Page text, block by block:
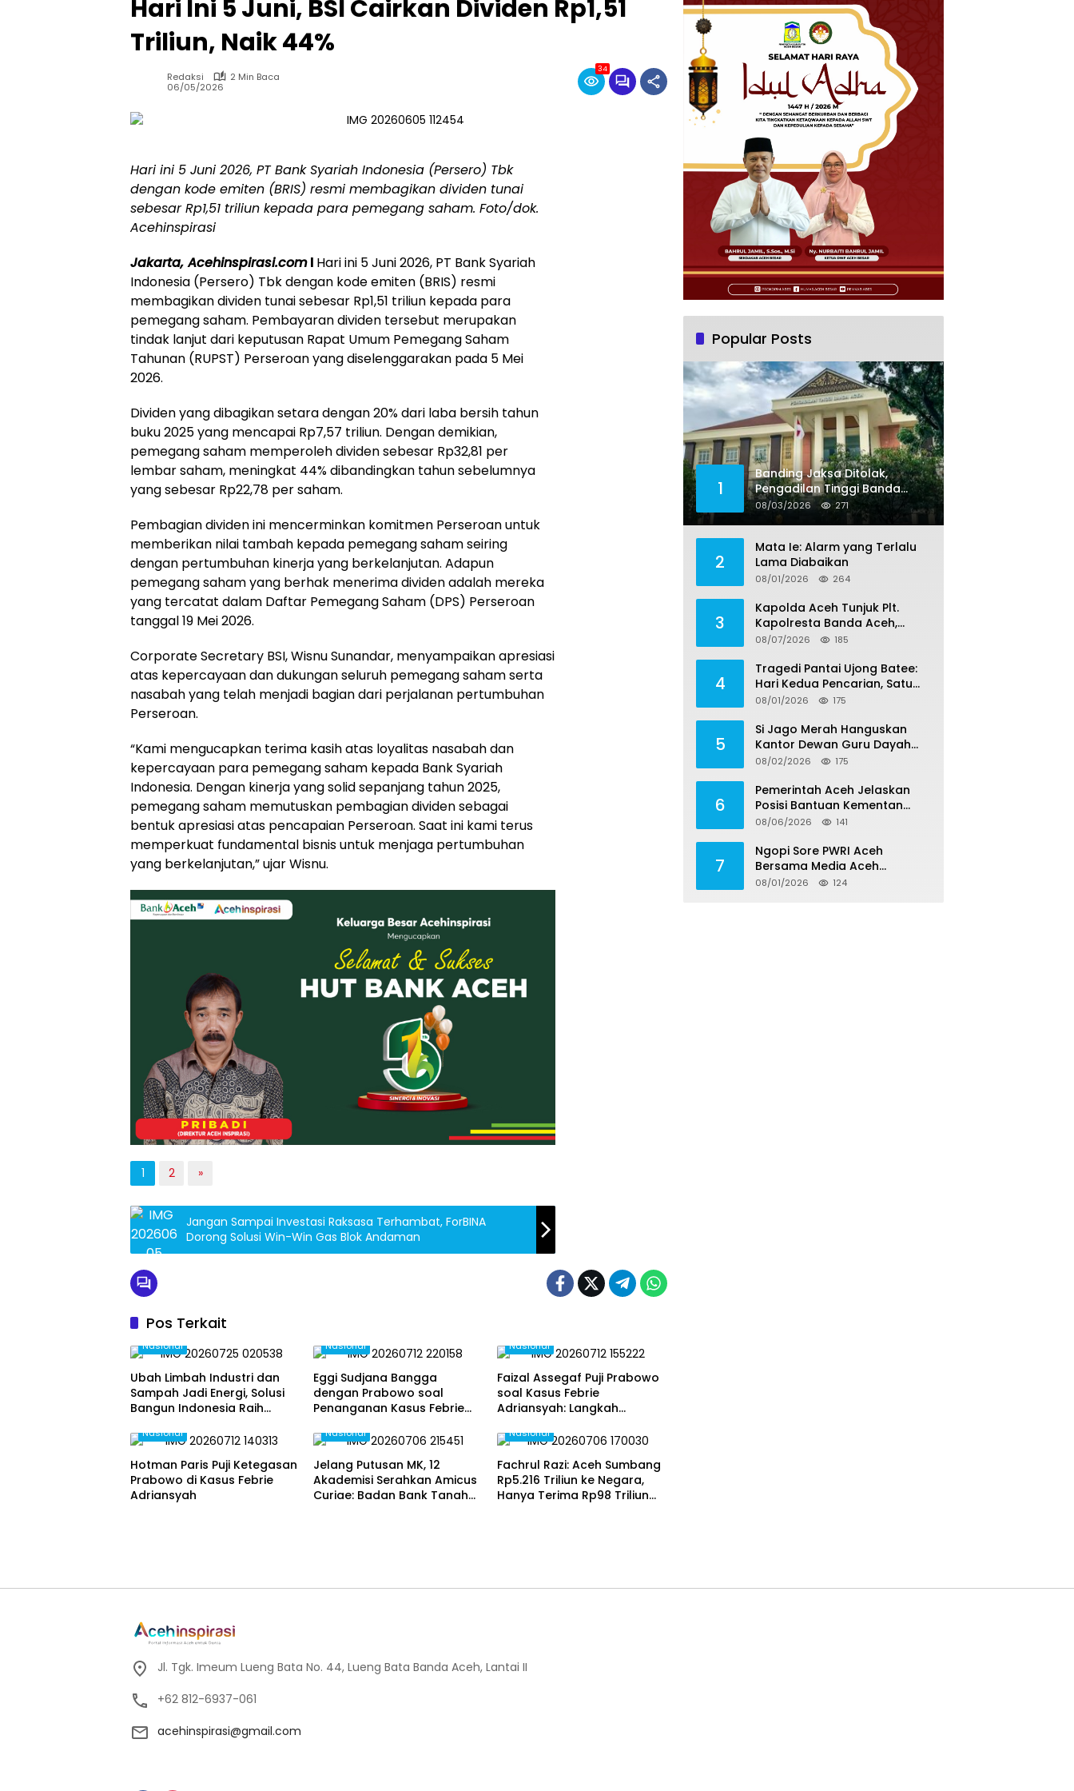
Hari Ini 5 Juni, BSI Cairkan Dividen Rp1,51
Triliun, Naik 44%
Redaksi
2 Min Baca
06/05/2026
34
Hari ini 5 Juni 2026, PT Bank Syariah Indonesia (Persero) Tbk
dengan kode emiten (BRIS) resmi membagikan dividen tunai
sebesar Rp1,51 triliun kepada para pemegang saham. Foto/dok.
Acehinspirasi
Jakarta, Acehinspirasi.coml Hari ini 5 Juni 2026, PT Bank Syariah
Indonesia (Persero) Tbk dengan kode emiten (BRIS) resmi
membagikan dividen tunai sebesar Rp1,51 triliun kepada para
pemegang saham. Pembayaran dividen tersebut merupakan
tindak lanjut dari keputusan Rapat Umum Pemegang Saham
Tahunan (RUPST) Perseroan yang diselenggarakan pada 5 Mei
2026.
Dividen yang dibagikan setara dengan 20% dari laba bersih tahun
buku 2025 yang mencapai Rp7,57 triliun. Dengan demikian,
pemegang saham memperoleh dividen sebesar Rp32,81 per
lembar saham, meningkat 44% dibandingkan tahun sebelumnya
yang sebesar Rp22,78 per saham.
Pembagian dividen ini mencerminkan komitmen Perseroan untuk
memberikan nilai tambah kepada pemegang saham seiring
dengan pertumbuhan kinerja yang berkelanjutan. Adapun
pemegang saham yang berhak menerima dividen adalah mereka
yang tercatat dalam Daftar Pemegang Saham (DPS) Perseroan
tanggal 19 Mei 2026.
Corporate Secretary BSI, Wisnu Sunandar, menyampaikan apresiasi
atas kepercayaan dan dukungan seluruh pemegang saham serta
nasabah yang telah menjadi bagian dari perjalanan pertumbuhan
Perseroan.
“Kami mengucapkan terima kasih atas loyalitas nasabah dan
kepercayaan para pemegang saham kepada Bank Syariah
Indonesia. Dengan kinerja yang solid sepanjang tahun 2025,
pemegang saham memutuskan pembagian dividen sebagai
bentuk apresiasi atas pencapaian Perseroan. Saat ini kami terus
memperkuat fundamental bisnis untuk menjaga pertumbuhan
yang berkelanjutan,” ujar Wisnu.
1 2 »
Jangan Sampai Investasi Raksasa Terhambat, ForBINA
Dorong Solusi Win-Win Gas Blok Andaman
Pos Terkait
Nasional
Ubah Limbah Industri dan
Sampah Jadi Energi, Solusi
Bangun Indonesia Raih
Nasional
Eggi Sudjana Bangga
dengan Prabowo soal
Penanganan Kasus Febrie
Nasional
Faizal Assegaf Puji Prabowo
soal Kasus Febrie
Adriansyah: Langkah
Nasional
Hotman Paris Puji Ketegasan
Prabowo di Kasus Febrie
Adriansyah
Nasional
Jelang Putusan MK, 12
Akademisi Serahkan Amicus
Curiae: Badan Bank Tanah
Nasional
Fachrul Razi: Aceh Sumbang
Rp5.216 Triliun ke Negara,
Hanya Terima Rp98 Triliun
Popular Posts
1
Banding Jaksa Ditolak,
Pengadilan Tinggi Banda
Aceh Tegaskan Putusan
Bebas Dua Terdakwa Korupsi
08/03/2026 271
2
Mata Ie: Alarm yang Terlalu
Lama Diabaikan
08/01/2026 264
3
Kapolda Aceh Tunjuk Plt.
Kapolresta Banda Aceh,
Kapolresta Definitif Jalani
08/07/2026 185
4
Tragedi Pantai Ujong Batee:
Hari Kedua Pencarian, Satu
Remaja Ditemukan Meninggal,
08/01/2026 175
5
Si Jago Merah Hanguskan
Kantor Dewan Guru Dayah
Darul Halim di Aceh Besar
08/02/2026 175
6
Pemerintah Aceh Jelaskan
Posisi Bantuan Kementan
untuk Pemulihan Sawah dan
08/06/2026 141
7
Ngopi Sore PWRI Aceh
Bersama Media Aceh
Inspirasi, Perkuat Silaturahmi
08/01/2026 124
Jl. Tgk. Imeum Lueng Bata No. 44, Lueng Bata Banda Aceh, Lantai II
+62 812-6937-061
acehinspirasi@gmail.com